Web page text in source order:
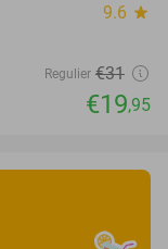
9.6 star
Regulier €31
€19,95